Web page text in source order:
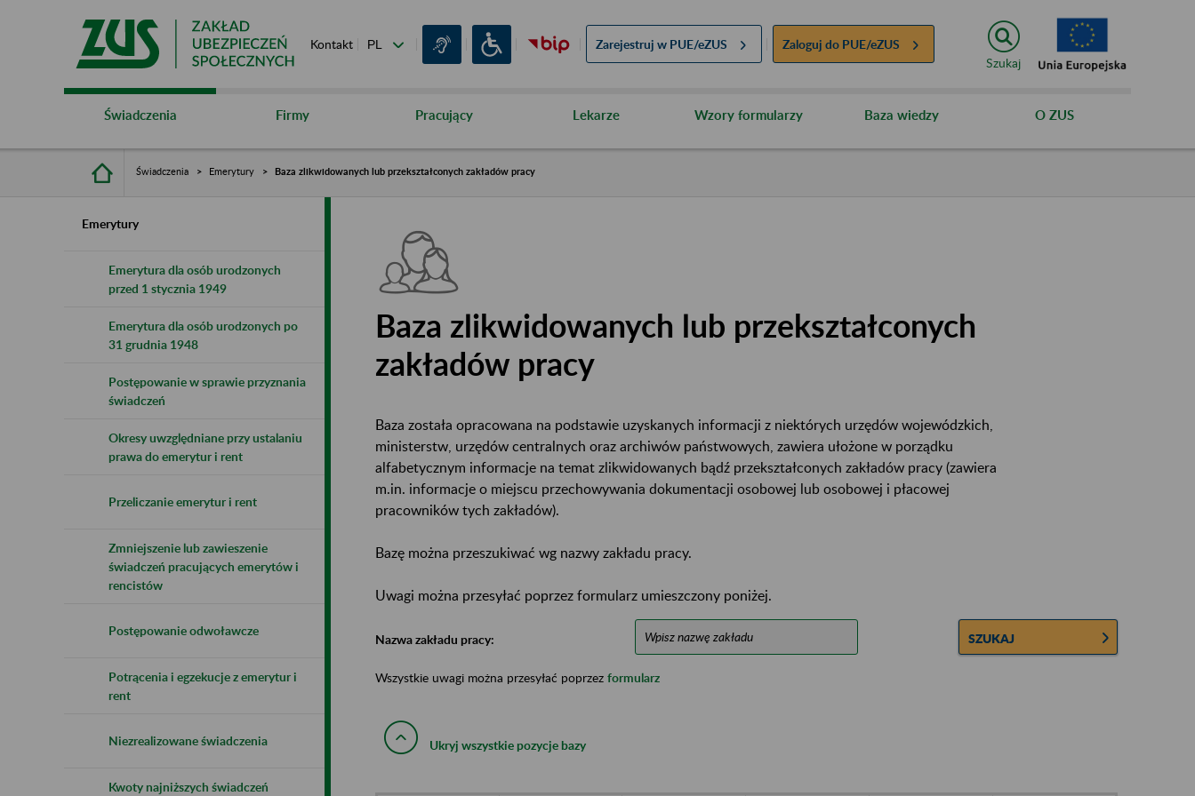
Kontakt Zarejestruj w PUE/eZUS Zaloguj do PUE/eZUS
Szukaj
Świadczenia Firmy Pracujący Lekarze Wzory formularzy Baza wiedzy O ZUS
Świadczenia Emerytury Baza zlikwidowanych lub przekształconych zakładów pracy
Emerytury
Emerytura dla osób urodzonych
przed 1 stycznia 1949
Emerytura dla osób urodzonych po
31 grudnia 1948
Postępowanie w sprawie przyznania
świadczeń
Okresy uwzględniane przy ustalaniu
prawa do emerytur i rent
Przeliczanie emerytur i rent
Zmniejszenie lub zawieszenie
świadczeń pracujących emerytów i
rencistów
Postępowanie odwoławcze
Potrącenia i egzekucje z emerytur i
rent
Niezrealizowane świadczenia
Kwoty najniższych świadczeń
Baza zlikwidowanych lub przekształconych
zakładów pracy
Baza została opracowana na podstawie uzyskanych informacji z niektórych urzędów wojewódzkich,
ministerstw, urzędów centralnych oraz archiwów państwowych, zawiera ułożone w porządku
alfabetycznym informacje na temat zlikwidowanych bądź przekształconych zakładów pracy (zawiera
m.in. informacje o miejscu przechowywania dokumentacji osobowej lub osobowej i płacowej
pracowników tych zakładów).
Bazę można przeszukiwać wg nazwy zakładu pracy.
Uwagi można przesyłać poprzez formularz umieszczony poniżej.
Nazwa zakładu pracy: SZUKAJ
Wszystkie uwagi można przesyłać poprzez formularz
Ukryj wszystkie pozycje bazy